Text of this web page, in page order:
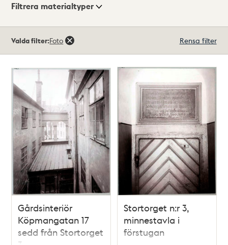
Visningsläge
Filtrera materialtyper
träffar
Valda filter:Foto Rensa filter
Gårdsinteriör
Köpmangatan 17
sedd från Stortorget
Stortorget n:r 3,
minnestavla i
förstugan